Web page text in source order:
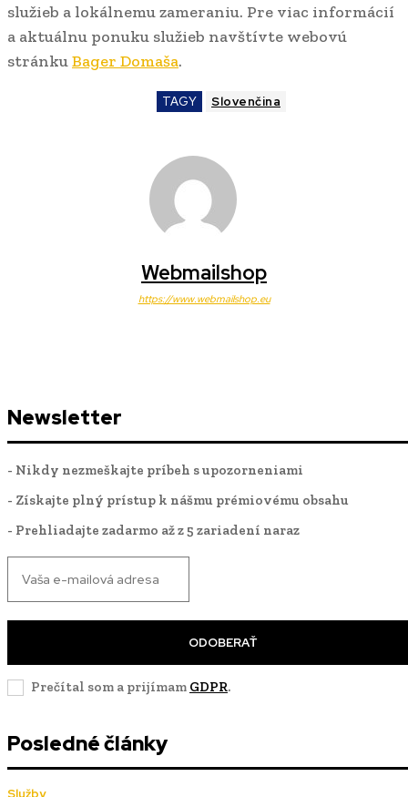
služieb a lokálnemu zameraniu. Pre viac informácií
a aktuálnu ponuku služieb navštívte webovú
stránkuBager Domaša.
TAGY Slovenčina
Webmailshop
https://www.webmailshop.eu
Newsletter
- Nikdy nezmeškajte príbeh s upozorneniami
- Získajte plný prístup k nášmu prémiovému obsahu
- Prehliadajte zadarmo až z 5 zariadení naraz
ODOBERAŤ
Prečítal som a prijímam GDPR.
Posledné články
Služby